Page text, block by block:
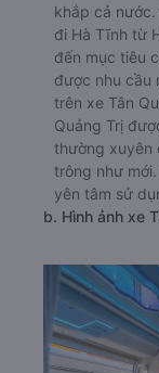
khắp cả
đi Hà Tĩnh từ
đến mục tiêu
được nhu cầu
trên xe Tân
Quảng Trị
thường xuyên
trông như
yên tâm sử
b. Hình ảnh xe